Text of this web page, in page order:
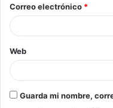
Correo electrónico *
Web
Guarda mi nombre,